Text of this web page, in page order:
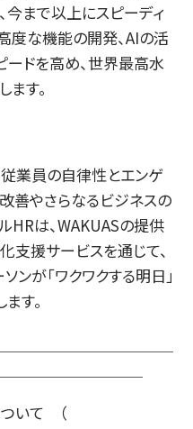
まで以上にスピーディ
度な機能の開発、AIの活
ドを高め、世界最高水
す。
業員の自律性とエンゲ
善やさらなるビジネスの
HRは、WAKUASの提供
支援サービスを通じて、
ンが「ワクワクする明日」
す。
ついて （